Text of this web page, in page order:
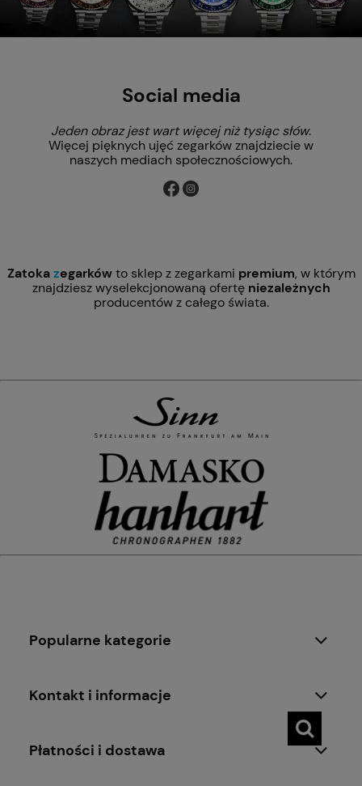
Social media
Jeden obraz jest wart więcej niż tysiąc słów.
Więcej pięknych ujęć zegarków znajdziecie w
naszych mediach społecznościowych.
Zatokazegarkówto sklep z zegarkami premium, w którym
znajdziesz wyselekcjonowaną ofertę niezależnych
producentów z całego świata.
Popularne kategorie
Kontakt i informacje
Płatności i dostawa